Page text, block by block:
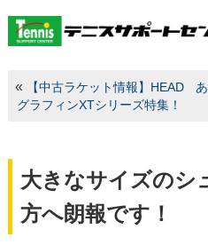
«
【中古ラケット情報】HEAD
グラフィンXTシリーズ特集！
大きなサイズのシ
方へ朗報です！